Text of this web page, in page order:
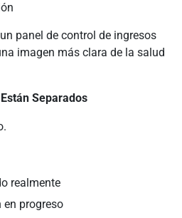
panel de control de ingresos
imagen más clara de la salud
Separados
realmente
en progreso